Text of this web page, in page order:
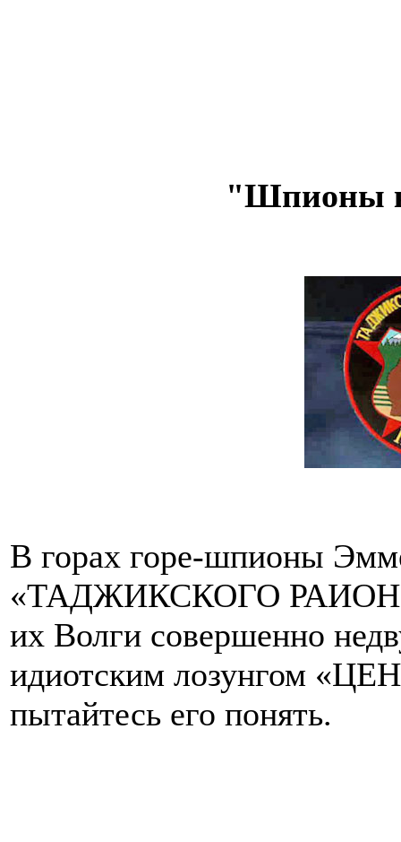
"Шпионы
В горах горе-шпионы
«ТАДЖИКСКОГО
их Волги совершенно
идиотским лозунгом
пытайтесь его понять.